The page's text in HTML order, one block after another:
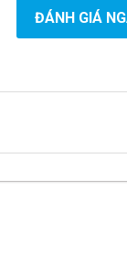
ĐÁNH GIÁ